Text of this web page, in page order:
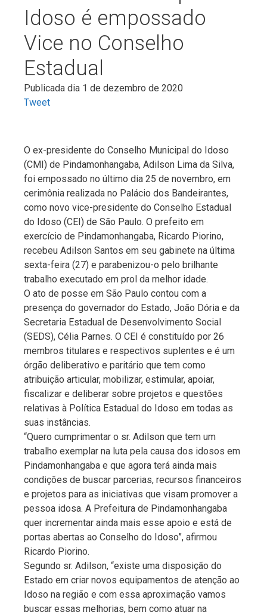
Idoso é empossado
Vice no Conselho
Estadual
Publicada dia 1 de dezembro de 2020
Tweet
O ex-presidente do Conselho Municipal do Idoso
(CMI) de Pindamonhangaba, Adilson Lima da Silva,
foi empossado no último dia 25 de novembro, em
cerimônia realizada no Palácio dos Bandeirantes,
como novo vice-presidente do Conselho Estadual
do Idoso (CEI) de São Paulo. O prefeito em
exercício de Pindamonhangaba, Ricardo Piorino,
recebeu Adilson Santos em seu gabinete na última
sexta-feira (27) e parabenizou-o pelo brilhante
trabalho executado em prol da melhor idade.
O ato de posse em São Paulo contou com a
presença do governador do Estado, João Dória e da
Secretaria Estadual de Desenvolvimento Social
(SEDS), Célia Parnes. O CEI é constituído por 26
membros titulares e respectivos suplentes e é um
órgão deliberativo e paritário que tem como
atribuição articular, mobilizar, estimular, apoiar,
fiscalizar e deliberar sobre projetos e questões
relativas à Política Estadual do Idoso em todas as
suas instâncias.
“Quero cumprimentar o sr. Adilson que tem um
trabalho exemplar na luta pela causa dos idosos em
Pindamonhangaba e que agora terá ainda mais
condições de buscar parcerias, recursos financeiros
e projetos para as iniciativas que visam promover a
pessoa idosa. A Prefeitura de Pindamonhangaba
quer incrementar ainda mais esse apoio e está de
portas abertas ao Conselho do Idoso”, afirmou
Ricardo Piorino.
Segundo sr. Adilson, “existe uma disposição do
Estado em criar novos equipamentos de atenção ao
Idoso na região e com essa aproximação vamos
buscar essas melhorias, bem como atuar na